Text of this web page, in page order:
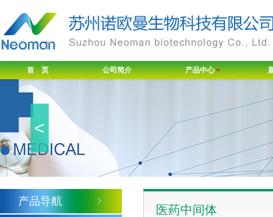
首 页 公司简介 产品中心
<
产品导航
医药中间体